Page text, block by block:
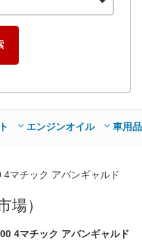
エンジンオイル 車用品
4マチック アバンギャルド
場）
4マチック アバンギャルド